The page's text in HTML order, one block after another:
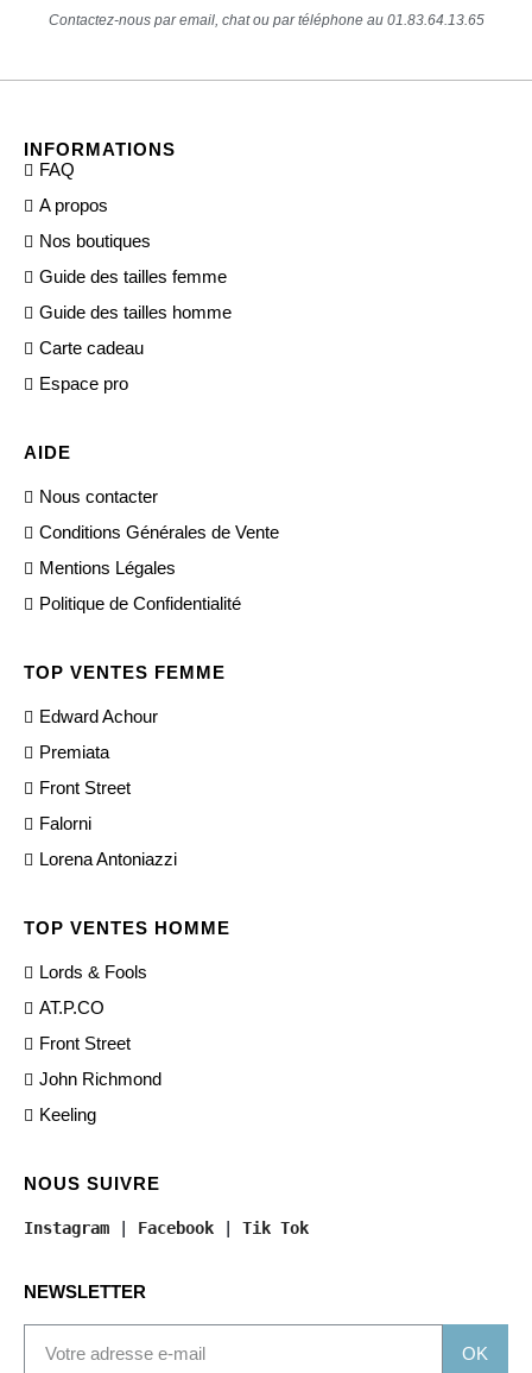
Contactez-nous par email, chat ou par téléphone au 01.83.64.13.65
INFORMATIONS
FAQ
A propos
Nos boutiques
Guide des tailles femme
Guide des tailles homme
Carte cadeau
Espace pro
AIDE
Nous contacter
Conditions Générales de Vente
Mentions Légales
Politique de Confidentialité
TOP VENTES FEMME
Edward Achour
Premiata
Front Street
Falorni
Lorena Antoniazzi
TOP VENTES HOMME
Lords & Fools
AT.P.CO
Front Street
John Richmond
Keeling
NOUS SUIVRE
Instagram | Facebook | Tik Tok
NEWSLETTER
OK